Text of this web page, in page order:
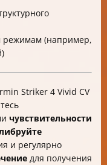
режимам (например,
Striker 4 Vivid CV
чувствительности
и регулярно
для получения